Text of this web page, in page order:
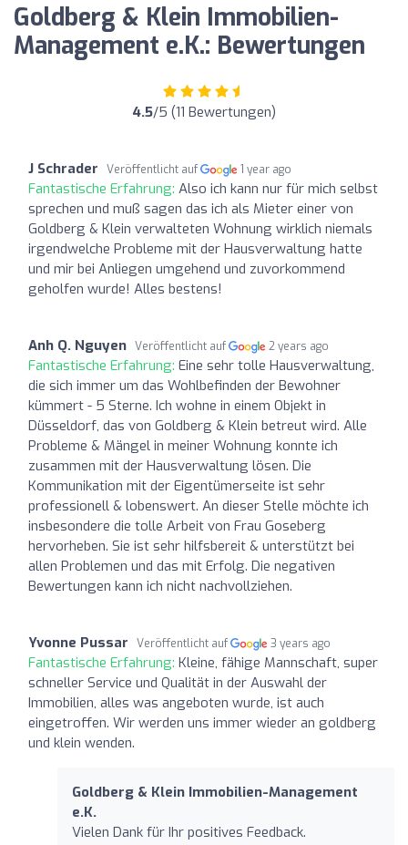
Goldberg & Klein Immobilien-
Management e.K.: Bewertungen
4.5/5 (11 Bewertungen)
J Schrader Veröffentlicht auf 1 year ago
Fantastische Erfahrung: Also ich kann nur für mich selbst
sprechen und muß sagen das ich als Mieter einer von
Goldberg & Klein verwalteten Wohnung wirklich niemals
irgendwelche Probleme mit der Hausverwaltung hatte
und mir bei Anliegen umgehend und zuvorkommend
geholfen wurde! Alles bestens!
Anh Q. Nguyen Veröffentlicht auf 2 years ago
Fantastische Erfahrung: Eine sehr tolle Hausverwaltung,
die sich immer um das Wohlbefinden der Bewohner
kümmert - 5 Sterne. Ich wohne in einem Objekt in
Düsseldorf, das von Goldberg & Klein betreut wird. Alle
Probleme & Mängel in meiner Wohnung konnte ich
zusammen mit der Hausverwaltung lösen. Die
Kommunikation mit der Eigentümerseite ist sehr
professionell & lobenswert. An dieser Stelle möchte ich
insbesondere die tolle Arbeit von Frau Goseberg
hervorheben. Sie ist sehr hilfsbereit & unterstützt bei
allen Problemen und das mit Erfolg. Die negativen
Bewertungen kann ich nicht nachvollziehen.
Yvonne Pussar Veröffentlicht auf 3 years ago
Fantastische Erfahrung: Kleine, fähige Mannschaft, super
schneller Service und Qualität in der Auswahl der
Immobilien, alles was angeboten wurde, ist auch
eingetroffen. Wir werden uns immer wieder an goldberg
und klein wenden.
Goldberg & Klein Immobilien-Management
e.K.
Vielen Dank für Ihr positives Feedback.